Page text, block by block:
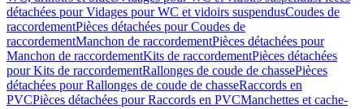
détachées pour Vidages pour WC et vidoirs suspendusCoudes de
raccordementPièces détachées pour Coudes de
raccordementManchon de raccordementPièces détachées pour
Manchon de raccordementKits de raccordementPièces détachées
pour Kits de raccordementRallonges de coude de chassePièces
détachées pour Rallonges de coude de chasseRaccords en
PVCPièces détachées pour Raccords en PVCManchettes et cache-